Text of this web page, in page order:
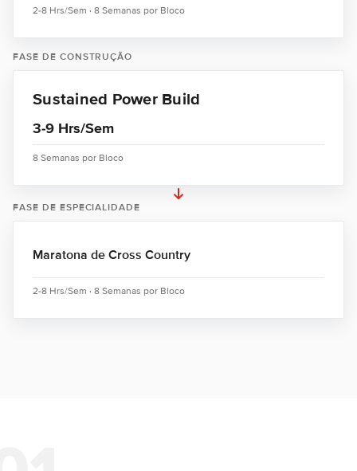
2-8 Hrs/Sem · 8 Semanas por Bloco
FASE DE CONSTRUÇÃO
Sustained Power Build
3-9 Hrs/Sem
8 Semanas por Bloco
FASE DE ESPECIALIDADE
Maratona de Cross Country
2-8 Hrs/Sem · 8 Semanas por Bloco